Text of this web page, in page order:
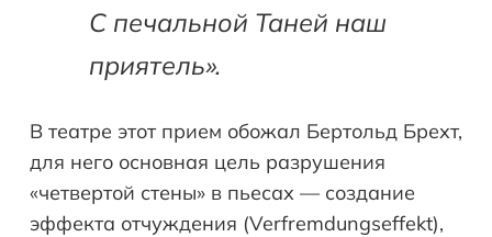
С печальной Таней наш
приятель».
В театре этот прием обожал Бертольд Брехт,
для него основная цель разрушения
«четвертой стены» в пьесах — создание
эффекта отчуждения (Verfremdungseffekt),